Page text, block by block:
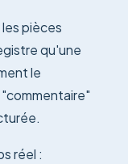
pièces
qu'une
le
réel :